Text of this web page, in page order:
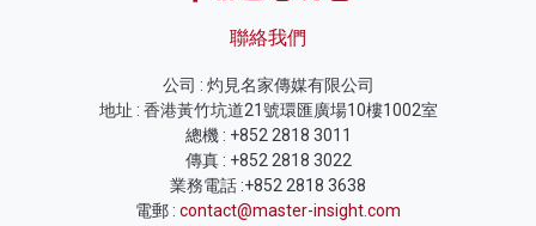
聯絡我們
公司 : 灼見名家傳媒有限公司
地址 : 香港黃竹坑道21號環匯廣場10樓1002室
總機 : +852 2818 3011
傳真 : +852 2818 3022
業務電話 :+852 2818 3638
電郵 : contact@master-insight.com